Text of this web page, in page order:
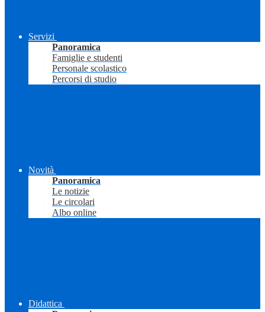
Servizi
Panoramica
Famiglie e studenti
Personale scolastico
Percorsi di studio
Novità
Panoramica
Le notizie
Le circolari
Albo online
Didattica